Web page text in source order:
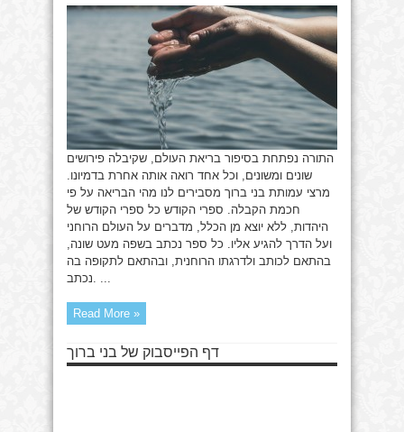
ברא
–
הבריאה
על
חכמת
הקבלה
התורה נפתחת בסיפור בריאת העולם, שקיבלה פירושים
שונים ומשונים, וכל אחד רואה אותה אחרת בדמיונו.
מרצי עמותת בני ברוך מסבירים לנו מהי הבריאה על פי
חכמת הקבלה. ספרי הקודש כל ספרי הקודש של
היהדות, ללא יוצא מן הכלל, מדברים על העולם הרוחני
ועל הדרך להגיע אליו. כל ספר נכתב בשפה מעט שונה,
בהתאם לכותב ולדרגתו הרוחנית, ובהתאם לתקופה בה
נכתב. ...
Read More »
דף הפייסבוק של בני ברוך